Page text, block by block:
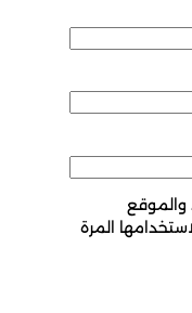
والموقع
المرة